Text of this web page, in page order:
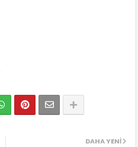
DAHA YENI